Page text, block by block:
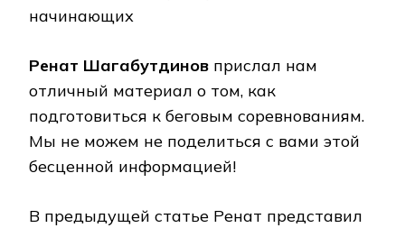
Ренат Шагабутдинов прислал нам
отличный материал о том, как
подготовиться к беговым соревнованиям.
Мы не можем не поделиться с вами этой
бесценной информацией!
В предыдущей статье Ренат представил